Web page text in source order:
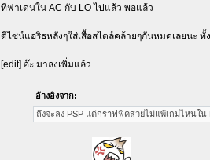
ทีฟาเด่นใน AC กับ LO ไปแล้ว พอแล้ว
ดีไซน์แอริธหลังๆใส่เสื้อสไตล์คล้ายๆกันหมดเลยนะ ทั้
[edit] อ๊ะ มาลงเพิ่มแล้ว
อ้างอิงจาก:
ถึงจะลง PSP แต่กราฟฟิคสวยไม่แพ้เกมไหนใน